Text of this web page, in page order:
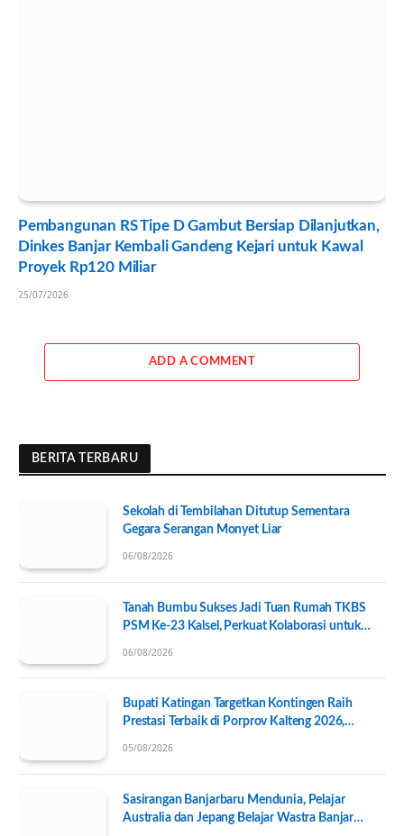
Pembangunan RS Tipe D Gambut Bersiap Dilanjutkan,
Dinkes Banjar Kembali Gandeng Kejari untuk Kawal
Proyek Rp120 Miliar
25/07/2026
ADD A COMMENT
BERITA TERBARU
Sekolah di Tembilahan Ditutup Sementara
Gegara Serangan Monyet Liar
06/08/2026
Tanah Bumbu Sukses Jadi Tuan Rumah TKBS
PSM Ke-23 Kalsel, Perkuat Kolaborasi untuk
06/08/2026
Bupati Katingan Targetkan Kontingen Raih
Prestasi Terbaik di Porprov Kalteng 2026,
05/08/2026
Sasirangan Banjarbaru Mendunia, Pelajar
Australia dan Jepang Belajar Wastra Banjar